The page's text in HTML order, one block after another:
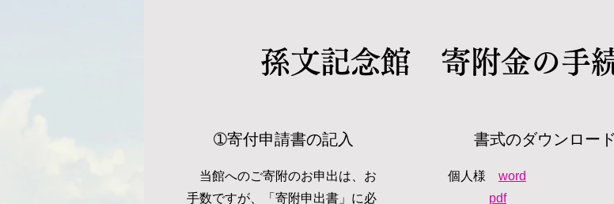
孫文記念館 寄附金の手
​➀寄付申請書の記入
当館へのご寄附のお申出は、お
手数ですが、「寄附申出書」に必
​書式のダウンロード
個人様 word
pdf